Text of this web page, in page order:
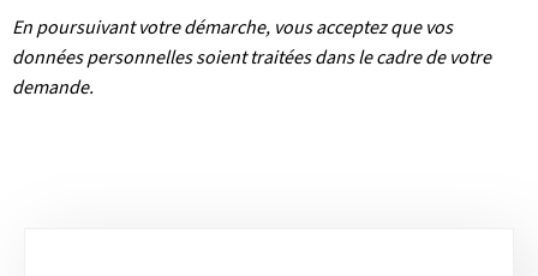
En poursuivant votre démarche, vous acceptez que vos
données personnelles soient traitées dans le cadre de votre
demande.